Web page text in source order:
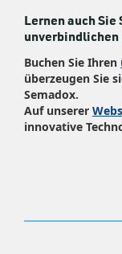
Lernen auch Sie
unverbindlichen
Buchen Sie Ihren
überzeugen Sie
Semadox.
Auf unserer
innovative